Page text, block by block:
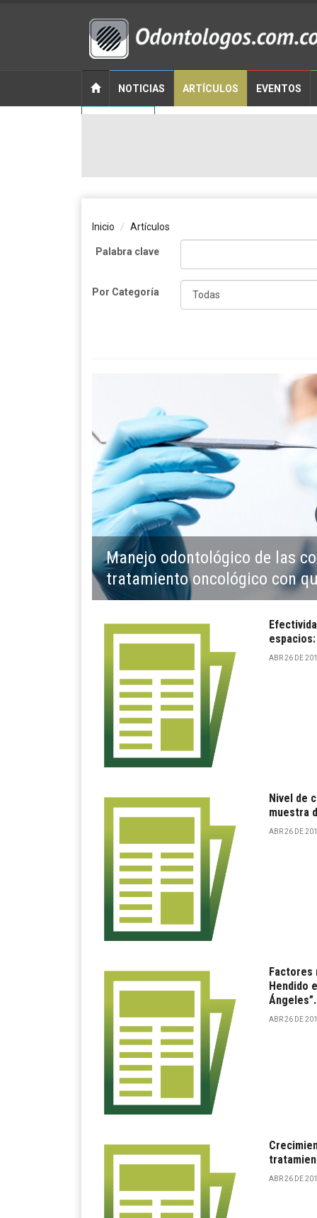
NOTICIAS ARTÍCULOS EVENTOS
Inicio Artículos
Palabra clave
Por Categoría
Manejo odontológico de las
tratamiento oncológico con
ABR 26 DE
Nivel de
muestra
ABR 26 DE
Factores
Hendido
ABR 26 DE
ABR 26 DE